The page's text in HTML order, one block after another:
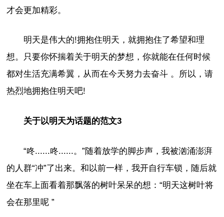
才会更加精彩。
明天是伟大的!拥抱住明天，就拥抱住了希望和理
想。只要你怀揣着关于明天的梦想，你就能在任何时候
都对生活充满希翼，从而在今天努力去奋斗 。所以，请
热烈地拥抱住明天吧!
关于以明天为话题的范文3
“咚......咚......。”随着放学的脚步声，我被汹涌澎湃
的人群“冲”了出来。和以前一样，我开自行车锁，随后就
坐在车上面看着那飘落的树叶呆呆的想：“明天这树叶将
会在那里呢 ”